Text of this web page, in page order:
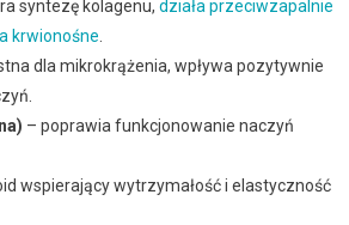
syntezę kolagenu, działa przeciwzapalnie
krwionośne
dla mikrokrążenia, wpływa pozytywnie
– poprawia funkcjonowanie naczyń
wspierający wytrzymałość i elastyczność